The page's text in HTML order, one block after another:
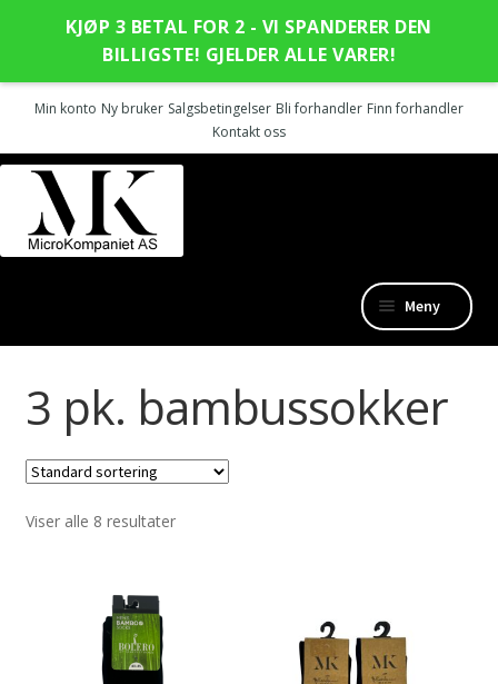
KJØP 3 BETAL FOR 2 - VI SPANDERER DEN
BILLIGSTE! GJELDER ALLE VARER!
Min konto Ny bruker Salgsbetingelser Bli forhandler Finn forhandler
Kontakt oss
Hopp
til
Hopp
til
Meny
Outlet
Fold
SanGiacomo
Produkter
Forhandler
3 pk. bambussokker
Viser alle 8 resultater
produktet
har
flere
produktet
har
flere